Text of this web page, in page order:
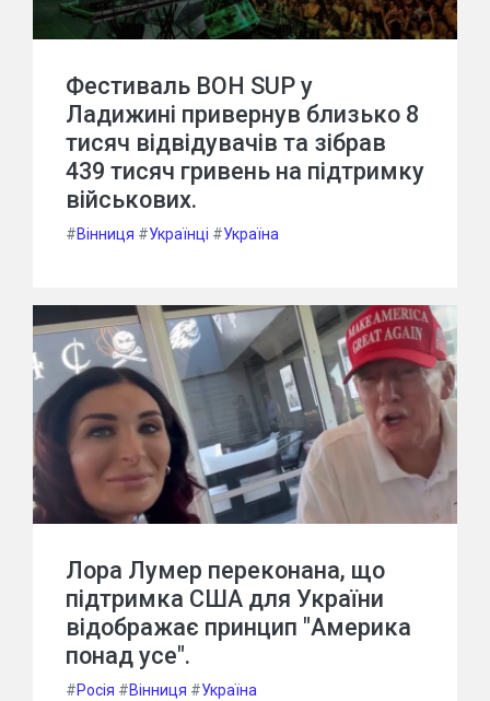
Фестиваль BOH SUP у
Ладижині привернув близько 8
тисяч відвідувачів та зібрав
439 тисяч гривень на підтримку
військових.
#Вінниця #Українці #Україна
Лора Лумер переконана, що
підтримка США для України
відображає принцип "Америка
понад усе".
#Росія #Вінниця #Україна